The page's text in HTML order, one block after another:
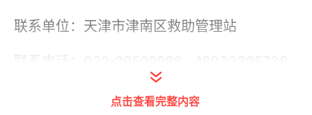
联系单位：天津市津南区救助管理站
联系电话：022-28599986，18032395738
点击查看完整内容